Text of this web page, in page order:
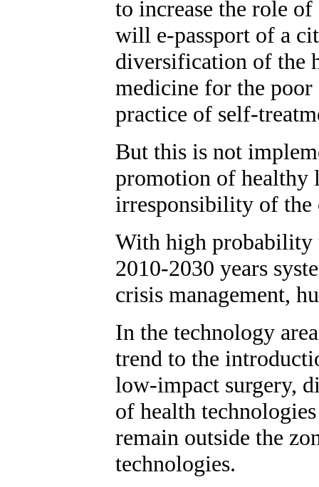
to increase the role
will e-passport of a
diversification of the
medicine for the
practice of self-
But this is not
promotion of healthy
irresponsibility of the
With high probability
2010-2030 years
crisis management,
In the technology
trend to the
low-impact surgery,
of health
remain outside the
technologies.